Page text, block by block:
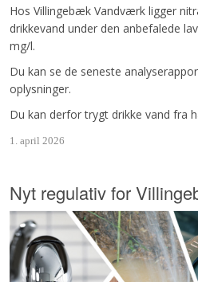
Hos Villingebæk Vandværk ligger
drikkevand under den anbefalede
mg/l.
Du kan se de seneste
oplysninger.
Du kan derfor trygt drikke vand fra
1. april 2026
Nyt regulativ for